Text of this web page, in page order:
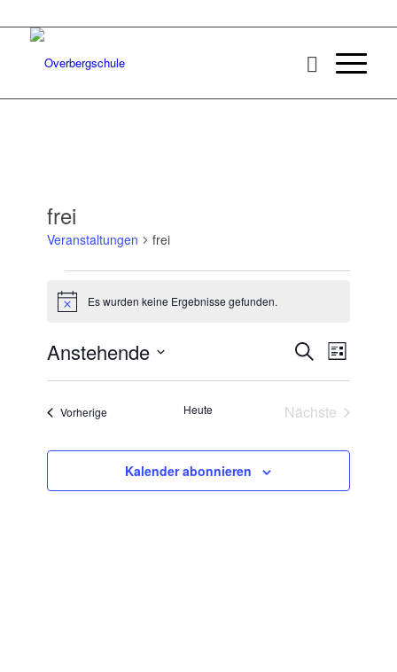
frei
Veranstaltungen frei
Veranstaltungen
HinweisEs wurden keine Ergebnisse gefunden.
Suche
und
SucheListe
Anstehende
Vorherige VeranstaltungenHeute
Nächste
Kalender abonnieren